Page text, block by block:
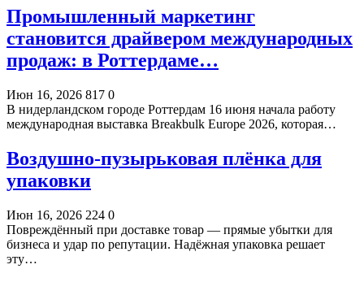
Промышленный маркетинг
становится драйвером международных
продаж: в Роттердаме…
Июн 16, 2026 817 0
В нидерландском городе Роттердам 16 июня начала работу
международная выставка Breakbulk Europe 2026, которая…
Воздушно-пузырьковая плёнка для
упаковки
Июн 16, 2026 224 0
Повреждённый при доставке товар — прямые убытки для
бизнеса и удар по репутации. Надёжная упаковка решает
эту…